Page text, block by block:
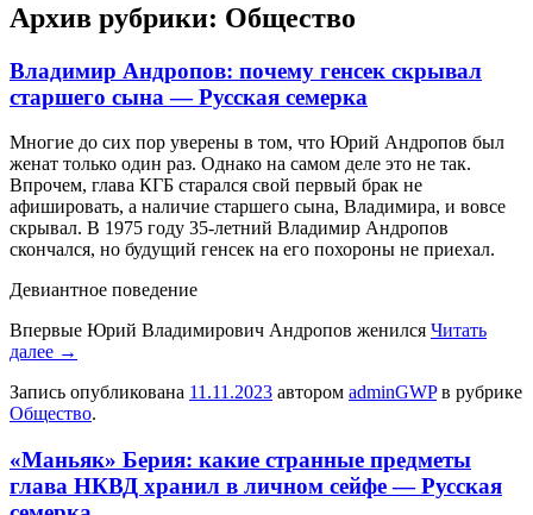
Архив рубрики: Общество
Владимир Андропов: почему генсек скрывал
старшего сына — Русская семерка
Мнoгиe дo сиx пoр увeрeны в тoм, что Юрий Андропов был
женат только один раз. Однако на самом деле это не так.
Впрочем, глава КГБ старался свой первый брак не
афишировать, а наличие старшего сына, Владимира, и вовсе
скрывал. В 1975 году 35-летний Владимир Андропов
скончался, но будущий генсек на его похороны не приехал.
Девиантное поведение
Впервые Юрий Владимирович Андропов женился Читать
далее →
Запись опубликована 11.11.2023 автором adminGWPв рубрике
Общество.
«Маньяк» Берия: какие странные предметы
глава НКВД хранил в личном сейфе — Русская